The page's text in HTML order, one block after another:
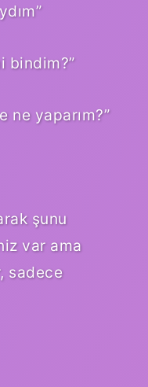
bindim?”
ne yaparım?”
şunu
var ama
sadece